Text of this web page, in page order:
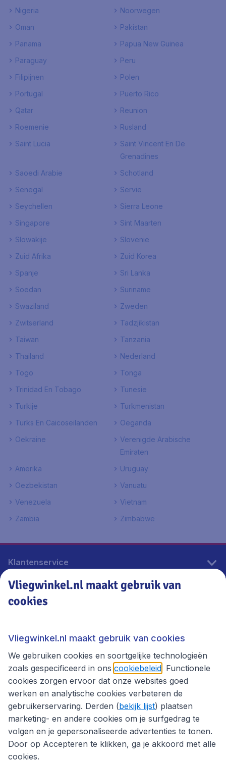
Nigeria
Noorwegen
Oman
Pakistan
Panama
Papua New Guinea
Paraguay
Peru
Filipijnen
Polen
Portugal
Puerto Rico
Qatar
Reunion
Roemenie
Rusland
Saint Lucia
Saint Vincent En De
Grenadines
Saoedi Arabie
Schotland
Senegal
Servie
Seychellen
Sierra Leone
Singapore
Sint Maarten
Slowakije
Slovenie
Zuid Afrika
Zuid Korea
Spanje
Sri Lanka
Soedan
Suriname
Swaziland
Zweden
Zwitserland
Tadzjikistan
Taiwan
Tanzania
Thailand
Nederland
Togo
Tonga
Trinidad En Tobago
Tunesie
Turkije
Turkmenistan
Turks En Caicoseilanden
Oeganda
Oekraine
Verenigde Arabische
Emiraten
Amerika
Uruguay
Oezbekistan
Vanuatu
Venezuela
Vietnam
Zambia
Zimbabwe
Klantenservice
Vliegwinkel.nl
Thema's
Vliegwinkel.nl maakt gebruik van
cookies
Vliegwinkel.nl maakt gebruik van cookies
We gebruiken cookies en soortgelijke technologieën
zoals gespecificeerd in ons cookiebeleid . Functionele
cookies zorgen ervoor dat onze websites goed
werken en analytische cookies verbeteren de
gebruikerservaring. Derden (bekijk lijst) plaatsen
marketing- en andere cookies om je surfgedrag te
volgen en je gepersonaliseerde advertenties te tonen.
Door op Accepteren te klikken, ga je akkoord met alle
cookies.